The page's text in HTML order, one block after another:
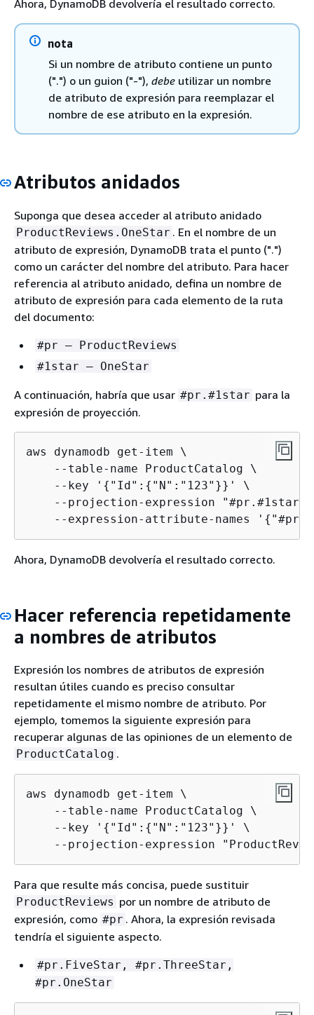
Ahora, DynamoDB devolvería el resultado correcto.
nota
Si un nombre de atributo contiene un punto
(".") o un guion ("-"), debe utilizar un nombre
de atributo de expresión para reemplazar el
nombre de ese atributo en la expresión.
Atributos anidados
Suponga que desea acceder al atributo anidado
ProductReviews.OneStar . En el nombre de un
atributo de expresión, DynamoDB trata el punto (".")
como un carácter del nombre del atributo. Para hacer
referencia al atributo anidado, defina un nombre de
atributo de expresión para cada elemento de la ruta
del documento:
#pr — ProductReviews
#1star — OneStar
A continuación, habría que usar #pr.#1star para la
expresión de proyección.
aws dynamodb get-item \
    --table-name ProductCatalog \
    --key '
{ "Id": { "N":"123"}}' \
--projection-expression "#pr.#1star"
    --expression-attribute-names '
{
Ahora, DynamoDB devolvería el resultado correcto.
Hacer referencia repetidamente
a nombres de atributos
Expresión los nombres de atributos de expresión
resultan útiles cuando es preciso consultar
repetidamente el mismo nombre de atributo. Por
ejemplo, tomemos la siguiente expresión para
recuperar algunas de las opiniones de un elemento de
ProductCatalog .
aws dynamodb get-item \
    --table-name ProductCatalog \
    --key '
{ "Id": { "N":"123"}}' \
--projection-expression
Para que resulte más concisa, puede sustituir
ProductReviews por un nombre de atributo de
expresión, como #pr . Ahora, la expresión revisada
tendría el siguiente aspecto.
#pr.FiveStar, #pr.ThreeStar,
#pr.OneStar